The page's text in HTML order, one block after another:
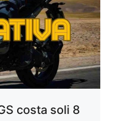
costa soli 8